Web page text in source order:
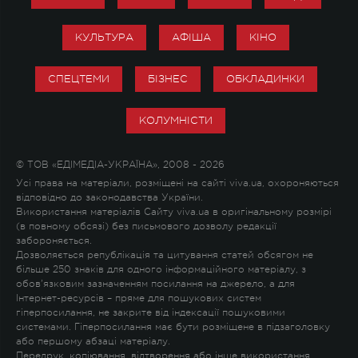
КУЛЬТУРА АФІША КІНО
СПЕЦТЕМИ БІЗНЕС ОБКЛАДИНКИ
КОЛУМНІСТИ
© ТОВ «ЕДІМЕДІА-УКРАЇНА», 2008 - 2026
Усі права на матеріали, розміщені на сайті viva.ua, охороняються
відповідно до законодавства України.
Використання матеріалів Сайту viva.ua в оригінальному розмірі
(в повному обсязі) без письмового дозволу редакції
забороняється.
Дозволяється републікація та цитування статей обсягом не
більше 250 знаків для одного інформаційного матеріалу, з
обов'язковим зазначенням посилання на джерело, а для
Інтернет-ресурсів – пряме для пошукових систем
гіперпосилання, не закрите від індексації пошуковими
системами. Гіперпосилання має бути розміщене в підзаголовку
або першому абзаці матеріалу.
Передрук, копіювання, відтворення або інше використання